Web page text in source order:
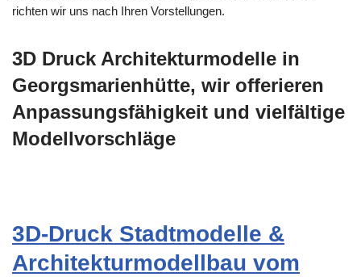
richten wir uns nach Ihren Vorstellungen.
3D Druck Architekturmodelle in
Georgsmarienhütte, wir offerieren
Anpassungsfähigkeit und vielfältige
Modellvorschläge
3D-Druck Stadtmodelle &
Architekturmodellbau vom